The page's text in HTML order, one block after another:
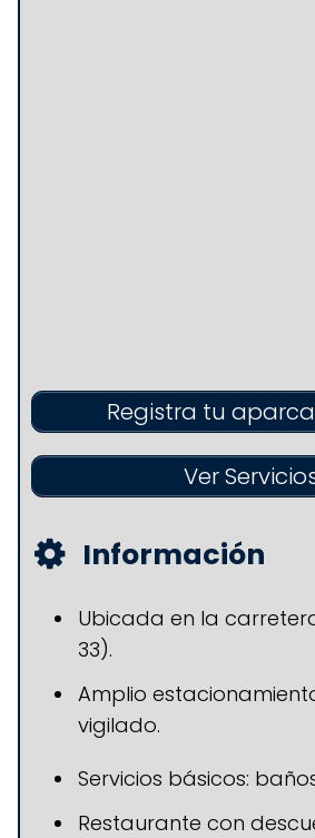
Registra tu
Ver
Información
Ubicada en la
33).
Amplio
vigilado.
Servicios básicos:
Restaurante con